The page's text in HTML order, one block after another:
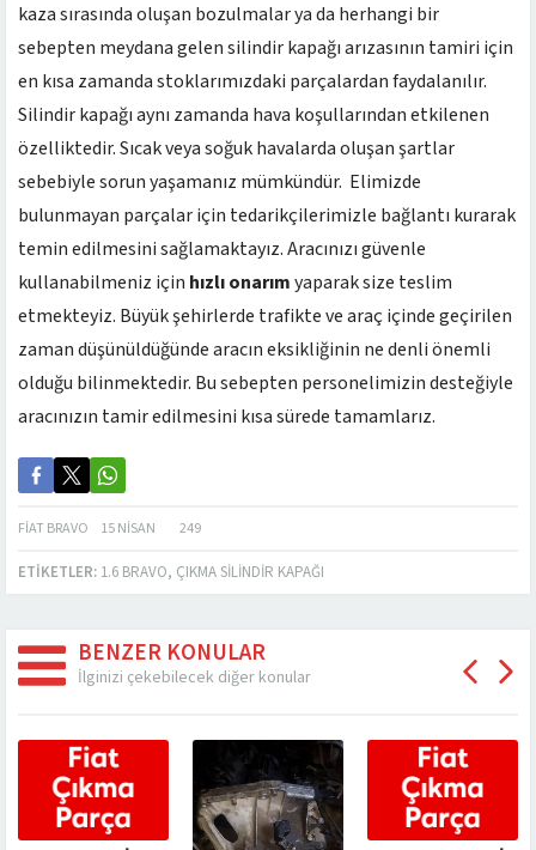
kaza sırasında oluşan bozulmalar ya da herhangi bir
sebepten meydana gelen silindir kapağı arızasının tamiri için
en kısa zamanda stoklarımızdaki parçalardan faydalanılır.
Silindir kapağı aynı zamanda hava koşullarından etkilenen
özelliktedir. Sıcak veya soğuk havalarda oluşan şartlar
sebebiyle sorun yaşamanız mümkündür. Elimizde
bulunmayan parçalar için tedarikçilerimizle bağlantı kurarak
temin edilmesini sağlamaktayız. Aracınızı güvenle
kullanabilmeniz için hızlı onarımyaparak size teslim
etmekteyiz. Büyük şehirlerde trafikte ve araç içinde geçirilen
zaman düşünüldüğünde aracın eksikliğinin ne denli önemli
olduğu bilinmektedir. Bu sebepten personelimizin desteğiyle
aracınızın tamir edilmesini kısa sürede tamamlarız.
FIAT BRAVO 15 NISAN 249
ETIKETLER: 1.6 BRAVO, ÇIKMA SILINDIR KAPAĞI
BENZER KONULAR
İlginizi çekebilecek diğer konular